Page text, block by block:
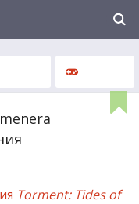
Torment: Tides of